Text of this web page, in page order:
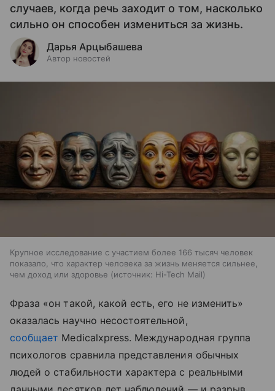
случаев, когда речь заходит о том, насколько
сильно он способен измениться за жизнь.
Дарья Арцыбашева
Автор новостей
Крупное исследование с участием более 166 тысяч человек
показало, что характер человека за жизнь меняется сильнее,
чем доход или здоровье
источник: Hi-Tech Mail
Фраза «он такой, какой есть, его не изменить»
оказалась научно несостоятельной,
сообщает Medicalxpress. Международная группа
психологов сравнила представления обычных
людей о стабильности характера с реальными